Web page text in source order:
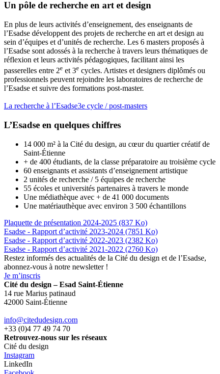
Un pôle de recherche en art et design
En plus de leurs activités d’enseignement, des enseignants de
l’Esadse développent des projets de recherche en art et design au
sein d’équipes et d’unités de recherche. Les 6 masters proposés à
l’Esadse sont adossés à la recherche à travers leurs thématiques de
réflexion et leurs activités pédagogiques, facilitant ainsi les
passerelles entre 2e et 3e cycles. Artistes et designers diplômés ou
professionnels peuvent rejoindre les laboratoires de recherche de
l’Esadse et suivre des formations post-master.
La recherche à l’Esadse3e cycle / post-masters
L’Esadse en quelques chiffres
14 000 m² à la Cité du design, au cœur du quartier créatif de
Saint-Étienne
+ de 400 étudiants, de la classe préparatoire au troisième cycle
60 enseignants et assistants d’enseignement artistique
2 unités de recherche / 5 équipes de recherche
55 écoles et universités partenaires à travers le monde
Une médiathèque avec + de 41 000 documents
Une matériauthèque avec environ 3 500 échantillons
Plaquette de présentation 2024-2025 (837 Ko)
Esadse - Rapport d’activité 2023-2024 (7851 Ko)
Esadse - Rapport d’activité 2022-2023 (2382 Ko)
Esadse - Rapport d’activité 2021-2022 (2760 Ko)
Restez informés des actualités de la Cité du design et de l’Esadse,
abonnez-vous à notre newsletter !
Je m’inscris
Cité du design – Esad Saint-Étienne
14 rue Marius patinaud
42000 Saint-Étienne
info@citedudesign.com
+33 (0)4 77 49 74 70
Retrouvez-nous sur les réseaux
Cité du design
Instagram
LinkedIn